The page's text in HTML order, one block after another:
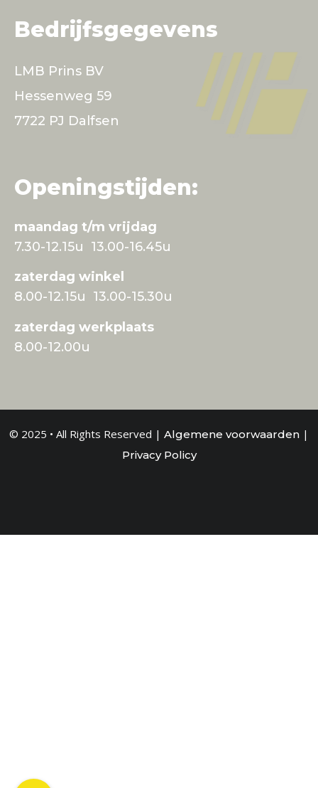
Bedrijfsgegevens
LMB Prins BV
Hessenweg 59
7722 PJ Dalfsen
Openingstijden:
maandag t/m vrijdag
7.30-12.15u 13.00-16.45u
zaterdag winkel
8.00-12.15u 13.00-15.30u
zaterdag werkplaats
8.00-12.00u
© 2025 • All Rights Reserved | Algemene voorwaarden |
Privacy Policy